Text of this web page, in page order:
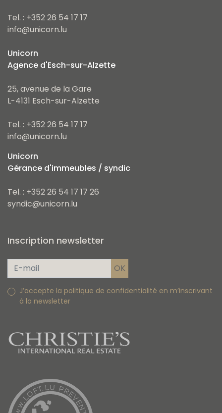
Tel. : +352 26 54 17 17
info@unicorn.lu
Unicorn
Agence d'Esch-sur-Alzette
25, avenue de la Gare
L-4131 Esch-sur-Alzette
Tel. : +352 26 54 17 17
info@unicorn.lu
Unicorn
Gérance d'immeubles / syndic
Tel. : +352 26 54 17 17 26
syndic@unicorn.lu
Inscription newsletter
J’accepte la politique de confidentialité en m’inscrivant
à la newsletter